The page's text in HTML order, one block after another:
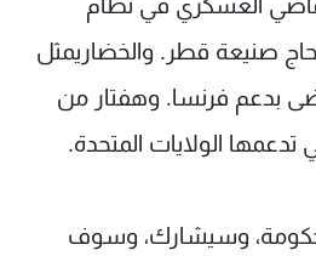
صنيعة قطر. والخضاريمثل
بدعم فرنسا. وهفتار من
تدعمها الولايات المتحدة.
وسيشارك، وسوف